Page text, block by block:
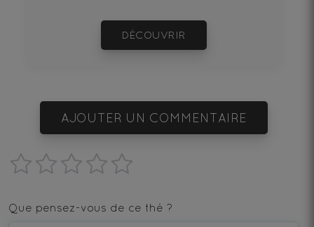
DÉCOUVRIR
AJOUTER UN COMMENTAIRE
star
—
—
stars
Que pensez-vous de ce thé ?